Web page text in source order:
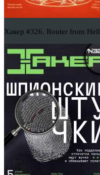
Хакер #326. Router from Hell